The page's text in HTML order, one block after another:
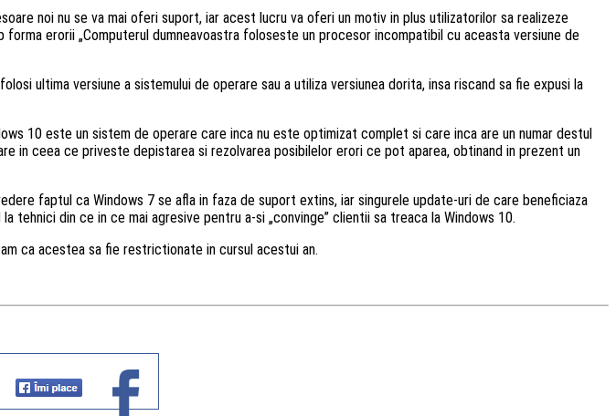
noi nu se va mai oferi suport, iar acest lucru va oferi un motiv in plus utilizatorilor sa realizeze
erorii „Computerul dumneavoastra foloseste un procesor incompatibil cu aceasta versiune de
ultima versiune a sistemului de operare sau a utiliza versiunea dorita, insa riscand sa fie expusi la
10 este un sistem de operare care inca nu este optimizat complet si care inca are un numar destul
in ceea ce priveste depistarea si rezolvarea posibilelor erori ce pot aparea, obtinand in prezent un
faptul ca Windows 7 se afla in faza de suport extins, iar singurele update-uri de care beneficiaza
din ce in ce mai agresive pentru a-si „convinge” clientii sa treaca la Windows 10.
ca acestea sa fie restrictionate in cursul acestui an.